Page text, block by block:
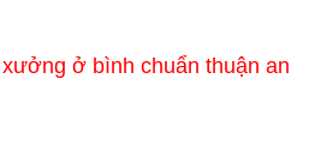
ở bình chuẩn thuận an